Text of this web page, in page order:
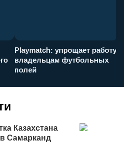
Playmatch: упрощает работу
владельцам футбольных
полей
Казахстана
Самарканд